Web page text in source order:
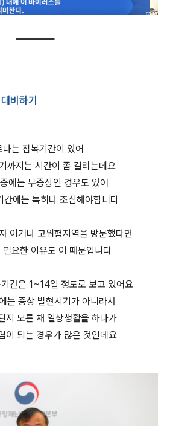
비하기
나는 잠복기간이 있어
까지는 시간이 좀 걸리는데요
에는 무증상인 경우도 있어
간에는 특히나 조심해야합니다
이거나 고위험지역을 방문했다면
필요한 이유도 이 때문입니다
간은 1~14일 정도로 보고 있어요
는 증상 발현시기가 아니라서
지 모른 채 일상생활을 하다가
이 되는 경우가 많은 것인데요